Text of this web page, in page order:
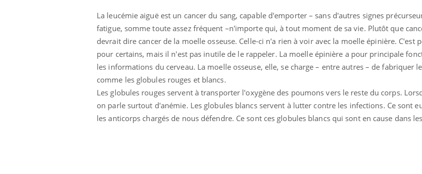
La leucémie aiguë est un cancer du sang, capable d'emporter – sans d'autres signes
fatigue, somme toute assez fréquent –n'importe qui, à tout moment de sa vie. Plutôt que
devrait dire cancer de la moelle osseuse. Celle-ci n'a rien à voir avec la moelle épinière. C'est
pour certains, mais il n'est pas inutile de le rappeler. La moelle épinière a pour principale
les informations du cerveau. La moelle osseuse, elle, se charge – entre autres – de fabriquer
comme les globules rouges et blancs.
Les globules rouges servent à transporter l'oxygène des poumons vers le reste du corps.
on parle surtout d'anémie. Les globules blancs servent à lutter contre les infections. Ce sont
les anticorps chargés de nous défendre. Ce sont ces globules blancs qui sont en cause dans